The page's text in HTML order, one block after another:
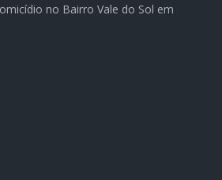
no Bairro Vale do Sol em